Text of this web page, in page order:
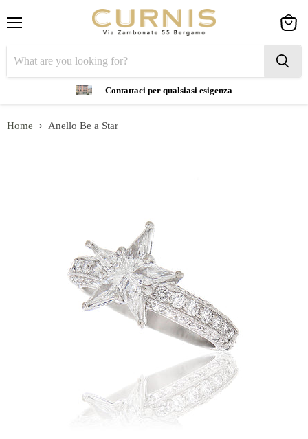
Contattaci per qualsiasi esigenza
cart
Home Anello Be a Star